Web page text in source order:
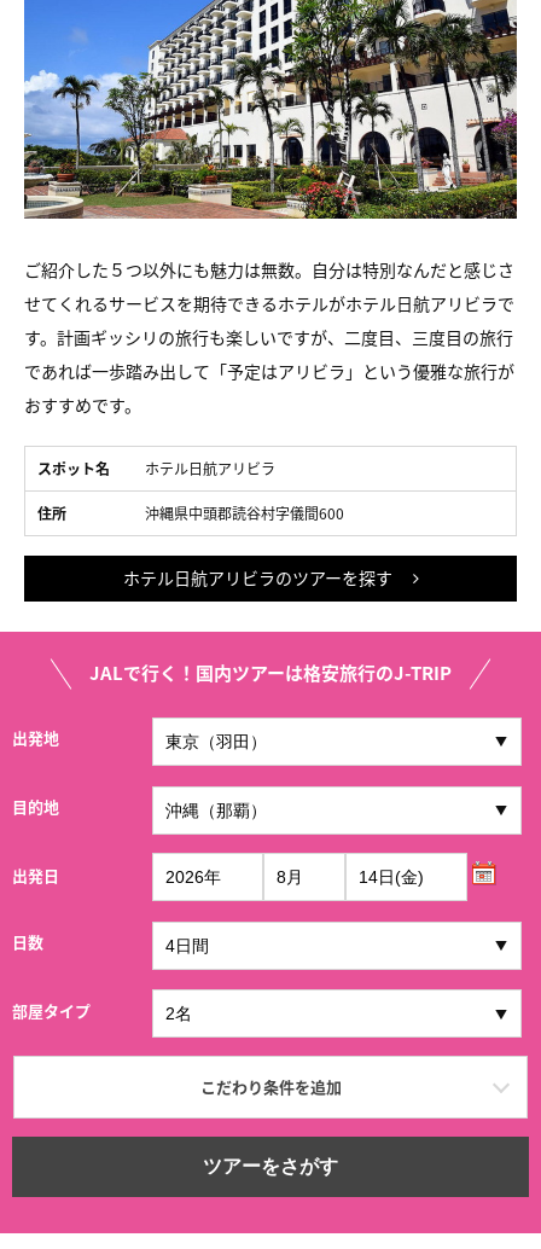
ご紹介した５つ以外にも魅力は無数。自分は特別なんだと感じさ
せてくれるサービスを期待できるホテルがホテル日航アリビラで
す。計画ギッシリの旅行も楽しいですが、二度目、三度目の旅行
であれば一歩踏み出して「予定はアリビラ」という優雅な旅行が
おすすめです。
スポット名 ホテル日航アリビラ
住所 沖縄県中頭郡読谷村字儀間600
ホテル日航アリビラのツアーを探す
JALで行く！国内ツアーは格安旅行のJ-TRIP
出発地
目的地
出発日
日数
部屋タイプ
こだわり条件を追加
ツアーをさがす